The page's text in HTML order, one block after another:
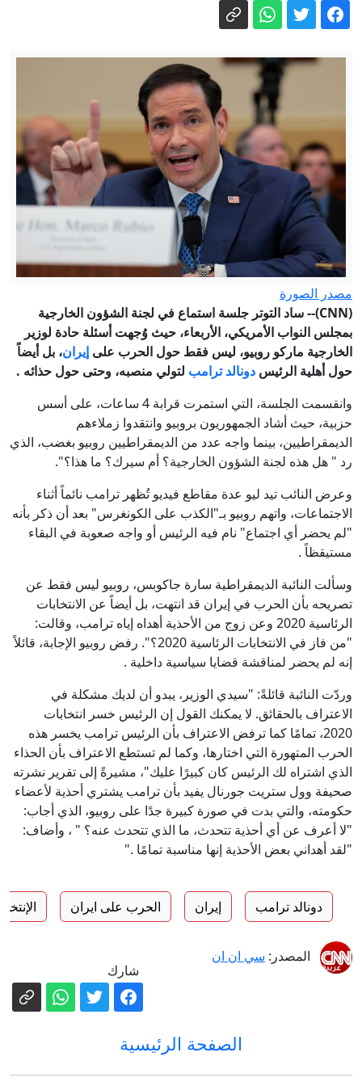
أموال الشعب لن يسقط بالتقادم (فيديو)
بلومبيرغ: كثرة حالات الانتحار في قيادة
الأمن السيبراني بالجيش الأمريكي تثير قلق
القادة العسكريين
ترامب يوقع أمرا جديدا لمكافحة "سياحة
الولادة"
غالوزين: محاولات الغرب لإضعاف العلاقات
الروسية الكازاخستانية "محكوم عليها
إيران.. انفجارات بجزيرة قشم وتعثر
مفاوضات روما بين لبنان وإسرائيل
مصدر الصورة
(CNN)--
ساد التوتر جلسة استماع في لجنة الشؤون الخارجية
بمجلس النواب الأمريكي، الأربعاء، حيث وُجهت أسئلة حادة لوزير
الخارجية ماركو روبيو، ليس فقط حول الحرب على إيران، بل أيضاً
حول أهلية الرئيس دونالد ترامب لتولي منصبه، وحتى حول حذائه .
وانقسمت الجلسة، التي استمرت قرابة 4 ساعات، على أسس
حزبية، حيث أشاد الجمهوريون بروبيو وانتقدوا زملاءهم
الديمقراطيين، بينما واجه عدد من الديمقراطيين روبيو بغضب، الذي
رد " هل هذه لجنة الشؤون الخارجية؟ أم سيرك؟ ما هذا؟".
وعرض النائب تيد ليو عدة مقاطع فيديو تُظهر ترامب نائماً أثناء
الاجتماعات، واتهم روبيو بـ"الكذب على الكونغرس" بعد أن ذكر بأنه
"لم يحضر أي اجتماع" نام فيه الرئيس أو واجه صعوبة في البقاء
مستيقظاً .
وسألت النائبة الديمقراطية سارة جاكوبس، روبيو ليس فقط عن
تصريحه بأن الحرب في إيران قد انتهت، بل أيضاً عن الانتخابات
الرئاسية 2020 وعن زوج من الأحذية أهداه إياه ترامب، وقالت:
"من فاز في الانتخابات الرئاسية 2020؟". رفض روبيو الإجابة، قائلاً
إنه لم يحضر لمناقشة قضايا سياسية داخلية .
وردّت النائبة قائلةً: "سيدي الوزير، يبدو أن لديك مشكلة في
الاعتراف بالحقائق. لا يمكنك القول إن الرئيس خسر انتخابات
2020، تمامًا كما ترفض الاعتراف بأن الرئيس ترامب يخسر هذه
الحرب المتهورة التي اختارها، وكما لم تستطع الاعتراف بأن الحذاء
الذي اشتراه لك الرئيس كان كبيرًا عليك"، مشيرةً إلى تقرير نشرته
صحيفة وول ستريت جورنال يفيد بأن ترامب يشتري أحذية لأعضاء
حكومته، والتي بدت في صورة كبيرة جدًا على روبيو، الذي أجاب:
"لا أعرف عن أي أحذية تتحدث، ما الذي تتحدث عنه؟ " ، وأضاف:
"لقد أهداني بعض الأحذية إنها مناسبة تمامًا ."
دونالد ترامب إيران الحرب على ايران
المصدر: سي ان ان
شارك
الصفحة الرئيسية